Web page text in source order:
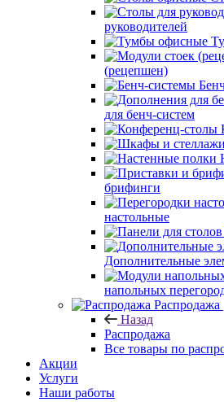
руководителей
(рецепшен)
для бенч-систем
брифинги
настольные
Дополнительные
напольных
Распродажа
Назад
Распродажа
Все товары по
Акции
Услуги
Наши работы